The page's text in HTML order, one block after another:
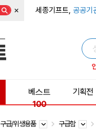
× 세종기프트, 공공기
베스트
100
기획전
구급/위생용품 구급함